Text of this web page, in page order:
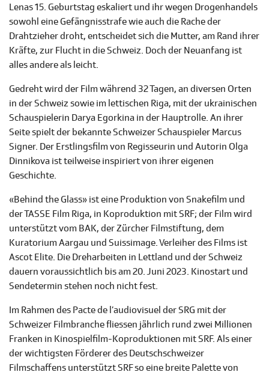
Lenas 15. Geburtstag eskaliert und ihr wegen Drogenhandels
sowohl eine Gefängnisstrafe wie auch die Rache der
Drahtzieher droht, entscheidet sich die Mutter, am Rand ihrer
Kräfte, zur Flucht in die Schweiz. Doch der Neuanfang ist
alles andere als leicht.
Gedreht wird der Film während 32 Tagen, an diversen Orten
in der Schweiz sowie im lettischen Riga, mit der ukrainischen
Schauspielerin Darya Egorkina in der Hauptrolle. An ihrer
Seite spielt der bekannte Schweizer Schauspieler Marcus
Signer. Der Erstlingsfilm von Regisseurin und Autorin Olga
Dinnikova ist teilweise inspiriert von ihrer eigenen
Geschichte.
«Behind the Glass» ist eine Produktion von Snakefilm und
der TASSE Film Riga, in Koproduktion mit SRF; der Film wird
unterstützt vom BAK, der Zürcher Filmstiftung, dem
Kuratorium Aargau und Suissimage. Verleiher des Films ist
Ascot Elite. Die Dreharbeiten in Lettland und der Schweiz
dauern voraussichtlich bis am 20. Juni 2023. Kinostart und
Sendetermin stehen noch nicht fest.
Im Rahmen des Pacte de l’audiovisuel der SRG mit der
Schweizer Filmbranche fliessen jährlich rund zwei Millionen
Franken in Kinospielfilm-Koproduktionen mit SRF. Als einer
der wichtigsten Förderer des Deutschschweizer
Filmschaffens unterstützt SRF so eine breite Palette von